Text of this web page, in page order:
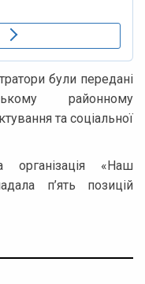
були передані
районному
та соціальної
«Наш
п’ять позицій